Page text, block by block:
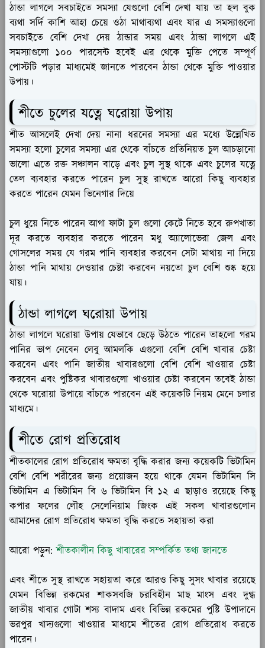
ঠান্ডা লাগলে সবচাইতে সমস্যা যেগুলো বেশি দেখা যায় তা হল বুক
ব্যথা সর্দি কাশি আহা চেয়ে ওঠা মাথাব্যথা এবং যার এ সমস্যাগুলো
সবচাইতে বেশি দেখা দেয় ঠান্ডার সময় এবং ঠান্ডা লাগলে এই
সমস্যাগুলো ১০০ পারসেন্ট হবেই এর থেকে মুক্তি পেতে সম্পূর্ণ
পোস্টটি পড়ার মাধ্যমেই জানতে পারবেন ঠান্ডা থেকে মুক্তি পাওয়ার
উপায়।
শীতে চুলের যত্নে ঘরোয়া উপায়
শীত আসলেই দেখা দেয় নানা ধরনের সমস্যা এর মধ্যে উল্লেখিত
সমস্যা হলো চুলের সমস্যা এর থেকে বাঁচতে প্রতিনিয়ত চুল আচড়ানো
ভালো এতে রক্ত সঞ্চালন বাড়ে এবং চুল সুস্থ থাকে এবং চুলের যত্নে
তেল ব্যবহার করতে পারেন চুল সুস্থ রাখতে আরো কিছু ব্যবহার
করতে পারেন যেমন ভিনেগার দিয়ে
চুল ধুয়ে নিতে পারেন আগা ফাটা চুল গুলো কেটে নিতে হবে রুপখাতা
দূর করতে ব্যবহার করতে পারেন মধু অ্যালোভেরা জেল এবং
গোসলের সময় যে গরম পানি ব্যবহার করবেন সেটা মাথায় না দিয়ে
ঠান্ডা পানি মাথায় দেওয়ার চেষ্টা করবেন নয়তো চুল বেশি শুষ্ক হয়ে
যায়।
ঠান্ডা লাগলে ঘরোয়া উপায়
ঠান্ডা লাগলে ঘরোয়া উপায় যেভাবে ছেড়ে উঠতে পারেন তাহলো গরম
পানির ভাপ নেবেন লেবু আমলকি এগুলো বেশি বেশি খাবার চেষ্টা
করবেন এবং পানি জাতীয় খাবারগুলো বেশি বেশি খাওয়ার চেষ্টা
করবেন এবং পুষ্টিকর খাবারগুলো খাওয়ার চেষ্টা করবেন তবেই ঠান্ডা
থেকে ঘরোয়া উপায়ে বাঁচতে পারবেন এই কয়েকটি নিয়ম মেনে চলার
মাধ্যমে।
শীতে রোগ প্রতিরোধ
শীতকালের রোগ প্রতিরোধ ক্ষমতা বৃদ্ধি করার জন্য কয়েকটি ভিটামিন
বেশি বেশি শরীরের জন্য প্রয়োজন হয়ে থাকে যেমন ভিটামিন সি
ভিটামিন এ ভিটামিন বি ৬ ভিটামিন বি ১২ এ ছাড়াও রয়েছে কিছু
কপার ফলের লৌহ সেলেনিয়াম জিংক এই সকল খাবারগুলোন
আমাদের রোগ প্রতিরোধ ক্ষমতা বৃদ্ধি করতে সহায়তা করা
আরো পড়ুন:শীতকালীন কিছু খাবারের সম্পর্কিত তথ্য জানতে
এবং শীতে সুস্থ রাখতে সহায়তা করে আরও কিছু সুসং খাবার রয়েছে
যেমন বিভিন্ন রকমের শাকসবজি চরবিহীন মাছ মাংস এবং দুগ্ধ
জাতীয় খাবার গোটা শস্য বাদাম এবং বিভিন্ন রকমের পুষ্টি উপাদানে
ভরপুর খাদ্যগুলো খাওয়ার মাধ্যমে শীতের রোগ প্রতিরোধ করতে
পারেন।